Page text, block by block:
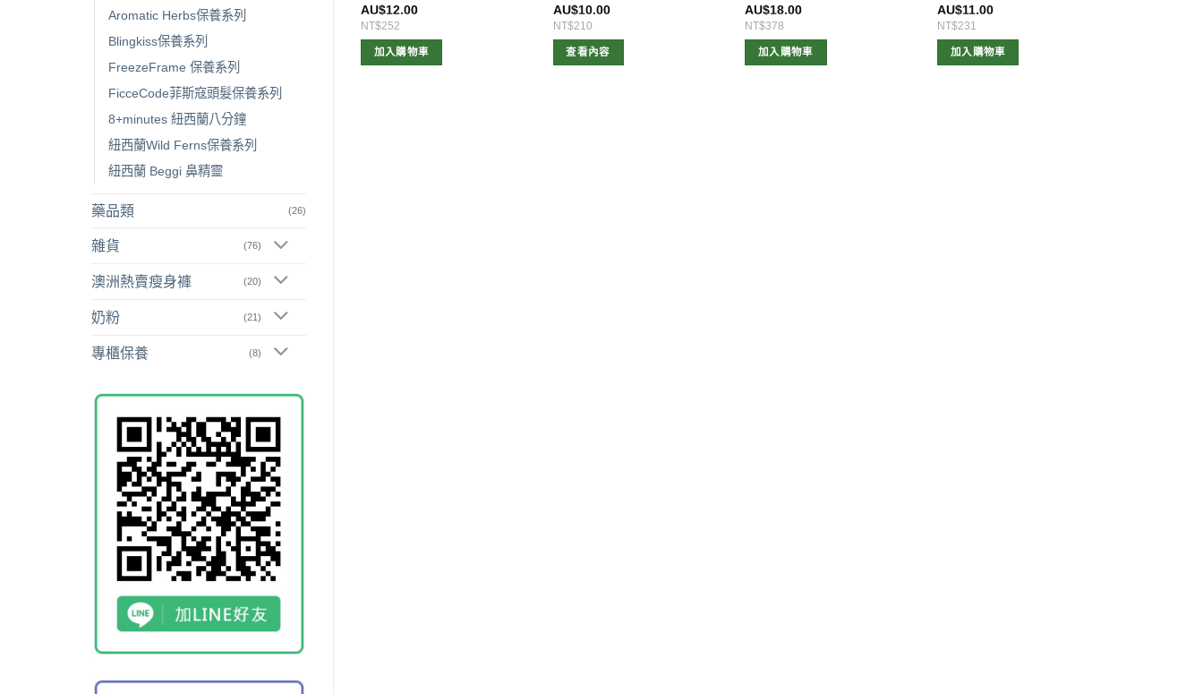
Aromatic Herbs保養系列
Blingkiss保養系列
FreezeFrame 保養系列
FicceCode菲斯寇頭髮保養系列
8+minutes 紐西蘭八分鐘
紐西蘭Wild Ferns保養系列
紐西蘭 Beggi 鼻精靈
藥品類 (26)
雜貨 (76)
澳洲熱賣瘦身褲 (20)
奶粉 (21)
專櫃保養 (8)
AU$12.00
NT$252
加入購物車
AU$10.00
NT$210
查看內容
AU$18.00
NT$378
加入購物車
AU$11.00
NT$231
加入購物車
AU$
15.00